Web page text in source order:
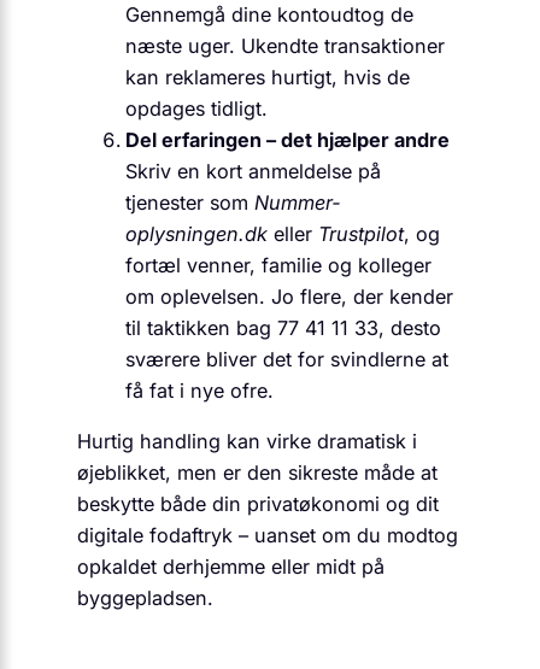
Gennemgå dine kontoudtog de
næste uger. Ukendte transaktioner
kan reklameres hurtigt, hvis de
opdages tidligt.
Del erfaringen – det hjælper andre
Skriv en kort anmeldelse på
tjenester som Nummer­
oplysningen.dk eller Trustpilot, og
fortæl venner, familie og kolleger
om oplevelsen. Jo flere, der kender
til taktikken bag 77 41 11 33, desto
sværere bliver det for svindlerne at
få fat i nye ofre.
Hurtig handling kan virke dramatisk i
øjeblikket, men er den sikreste måde at
beskytte både din privatøkonomi og dit
digitale fodaftryk – uanset om du modtog
opkaldet derhjemme eller midt på
byggepladsen.